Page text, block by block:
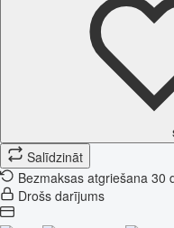
Salīdzināt
Bezmaksas atgriešana 30
Drošs darījums